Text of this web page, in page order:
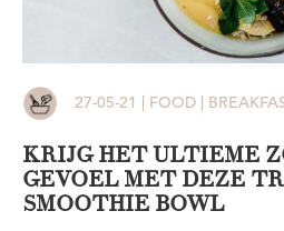
27-05-21 | FOOD |
KRIJG HET ULTIEME
GEVOEL MET DEZE
SMOOTHIE BOWL